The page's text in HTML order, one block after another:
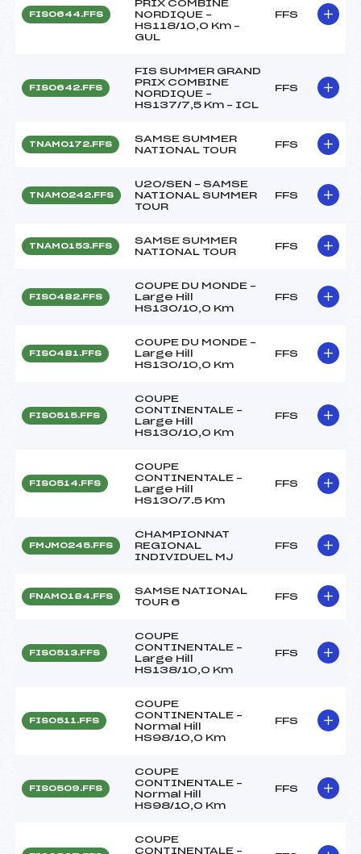
FIS0644.FFS
PRIX COMBINE
NORDIQUE –
HS118/10,0 Km –
GUL
FFS
FIS0642.FFS
FIS SUMMER GRAND
PRIX COMBINE
NORDIQUE –
HS137/7,5 Km – ICL
FFS
TNAM0172.FFS
SAMSE SUMMER
NATIONAL TOUR
FFS
TNAM0242.FFS
U20/SEN – SAMSE
NATIONAL SUMMER
TOUR
FFS
TNAM0153.FFS
SAMSE SUMMER
NATIONAL TOUR
FFS
FIS0482.FFS
COUPE DU MONDE –
Large Hill
HS130/10,0 Km
FFS
FIS0481.FFS
COUPE DU MONDE –
Large Hill
HS130/10,0 Km
FFS
FIS0515.FFS
COUPE
CONTINENTALE –
Large Hill
HS130/10,0 Km
FFS
FIS0514.FFS
COUPE
CONTINENTALE –
Large Hill
HS130/7.5 Km
FFS
FMJM0245.FFS
CHAMPIONNAT
REGIONAL
INDIVIDUEL MJ
FFS
FNAM0184.FFS
SAMSE NATIONAL
TOUR 6
FFS
FIS0513.FFS
COUPE
CONTINENTALE –
Large Hill
HS138/10,0 Km
FFS
FIS0511.FFS
COUPE
CONTINENTALE –
Normal Hill
HS98/10,0 Km
FFS
FIS0509.FFS
COUPE
CONTINENTALE –
Normal Hill
HS98/10,0 Km
FFS
COUPE
CONTINENTALE –